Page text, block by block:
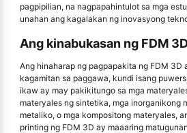
pagpipilian, na nagpapahintulot sa mga
unahan ang kagalakan ng inovasyong
Ang kinabukasan ng FDM
Ang hinaharap ng pagpapakita ng FDM 3D
kagamitan sa paggawa, kundi isang
ikaw ay may pakikitungo sa mga
materyales ng sintetika, mga inorganikong
metaliko, o mga kompositong materyales,
printing ng FDM 3D ay maaaring